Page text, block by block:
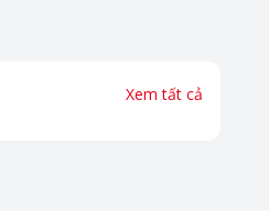
Xem tất cả